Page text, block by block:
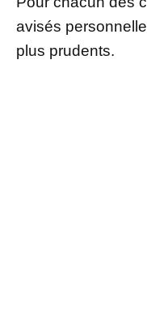
avisés
plus prudents.